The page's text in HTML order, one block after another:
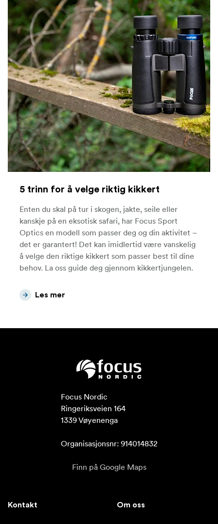
5 trinn for å velge riktig kikkert
Enten du skal på tur i skogen, jakte, seile eller
kanskje på en eksotisk safari, har Focus Sport
Optics en modell som passer deg og din aktivitet –
det er garantert! Det kan imidlertid være vanskelig
å velge den riktige kikkert som passer best til dine
behov. La oss guide deg gjennom kikkertjungelen.
Les mer
Focus Nordic
Ringeriksveien 164
1339 Vøyenenga
Organisasjonsnr: 914014832
Finn på Google Maps
Kontakt Om oss